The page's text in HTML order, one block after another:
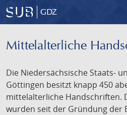
GDZ
Mittelalterliche
Die Niedersächsische Staats-
Göttingen besitzt knapp 450
mittelalterliche Handschriften.
wurden seit der Gründung der